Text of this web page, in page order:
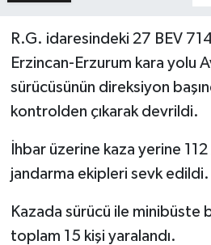
R.G. idaresindeki 27 BEV
Erzincan-Erzurum kara yolu
sürücüsünün direksiyon
kontrolden çıkarak devrildi.
İhbar üzerine kaza yerine
jandarma ekipleri sevk edildi.
Kazada sürücü ile minibüste
toplam 15 kişi yaralandı.